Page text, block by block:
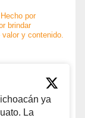
por
brindar
y contenido.
ya
La